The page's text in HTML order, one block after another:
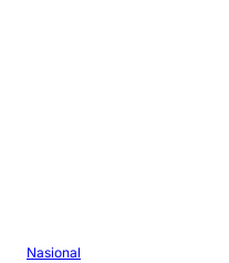
Nasional